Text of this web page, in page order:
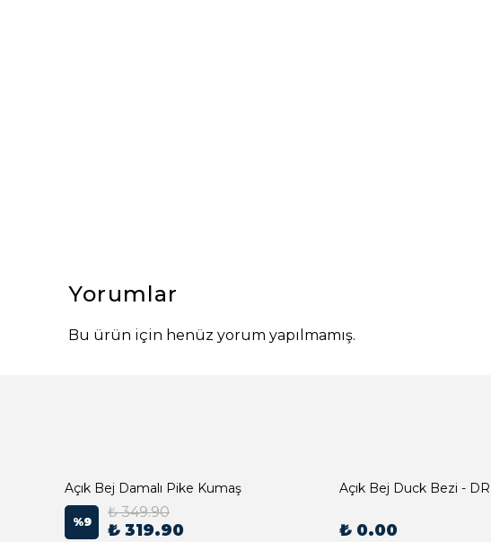
Yorumlar
Bu ürün için henüz yorum yapılmamış.
Açık Bej Damalı Pike Kumaş
%9
₺ 349.90
₺ 319.90 ₺ 0.00